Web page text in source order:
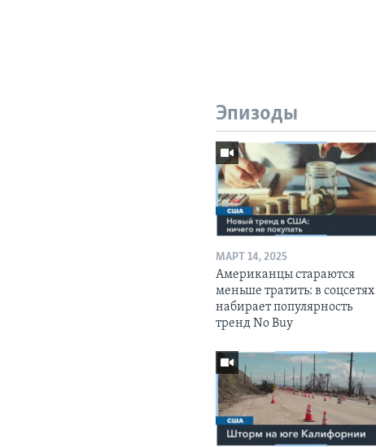
Эпизоды
МАРТ 14, 2025
Американцы стараются
меньше тратить: в соцсетях
набирает популярность
тренд No Buy